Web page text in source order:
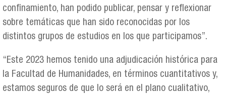
confinamiento, han podido publicar, pensar y reflexionar
sobre temáticas que han sido reconocidas por los
distintos grupos de estudios en los que participamos”.
“Este 2023 hemos tenido una adjudicación histórica para
la Facultad de Humanidades, en términos cuantitativos y,
estamos seguros de que lo será en el plano cualitativo,